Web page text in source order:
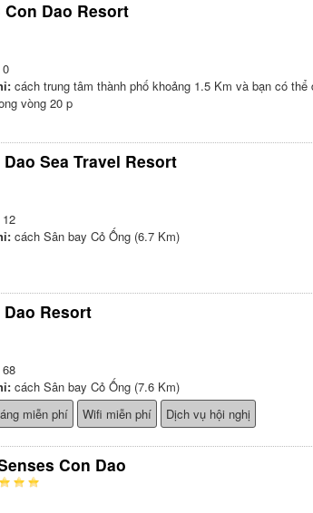
Con Dao Resort
0
cách trung tâm thành phố khoảng 1.5 Km và bạn có thể
vòng 20 p
Sea Travel Resort
12
cách Sân bay Cỏ Ống (6.7 Km)
Dao Resort
68
cách Sân bay Cỏ Ống (7.6 Km)
miễn phí
Wifi miễn phí Dịch vụ hội nghị
Con Dao